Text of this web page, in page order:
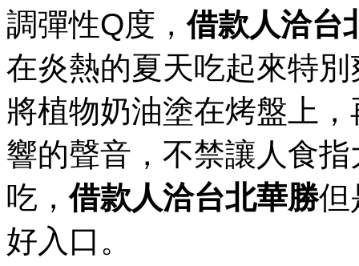
調彈性Q度，借款人洽台
在炎熱的夏天吃起來特別
將植物奶油塗在烤盤上
響的聲音，不禁讓人食
吃，借款人洽台北華勝但
好入口。